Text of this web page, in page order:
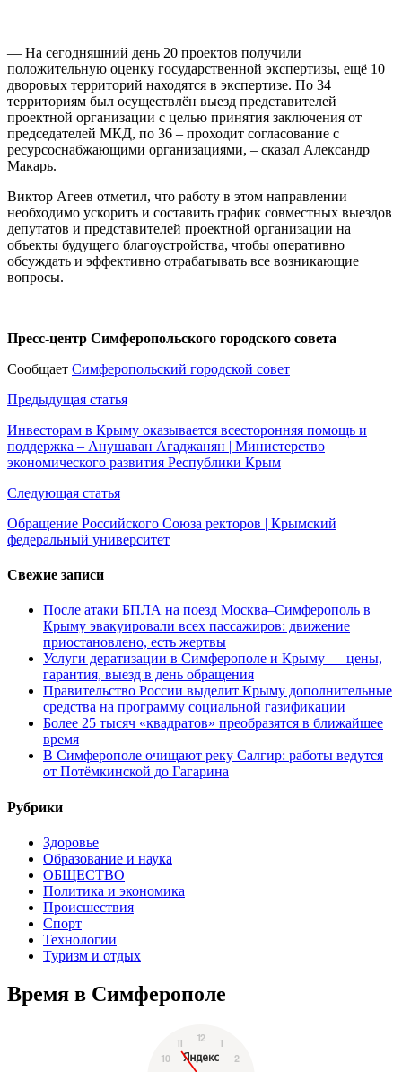
— На сегодняшний день 20 проектов получили
положительную оценку государственной экспертизы, ещё 10
дворовых территорий находятся в экспертизе. По 34
территориям был осуществлён выезд представителей
проектной организации с целью принятия заключения от
председателей МКД, по 36 – проходит согласование с
ресурсоснабжающими организациями, – сказал Александр
Макарь.
Виктор Агеев отметил, что работу в этом направлении
необходимо ускорить и составить график совместных выездов
депутатов и представителей проектной организации на
объекты будущего благоустройства, чтобы оперативно
обсуждать и эффективно отрабатывать все возникающие
вопросы.
Пресс-центр Симферопольского городского совета
Сообщает Симферопольский городской совет
Навигация
по
записям
Предыдущая статья
Инвесторам в Крыму оказывается всесторонняя помощь и
поддержка – Анушаван Агаджанян | Министерство
экономического развития Республики Крым
Следующая статья
Обращение Российского Союза ректоров | Крымский
федеральный университет
Свежие записи
После атаки БПЛА на поезд Москва–Симферополь в
Крыму эвакуировали всех пассажиров: движение
приостановлено, есть жертвы
Услуги дератизации в Симферополе и Крыму — цены,
гарантия, выезд в день обращения
Правительство России выделит Крыму дополнительные
средства на программу социальной газификации
Более 25 тысяч «квадратов» преобразятся в ближайшее
время
В Симферополе очищают реку Салгир: работы ведутся
от Потёмкинской до Гагарина
Рубрики
Здоровье
Образование и наука
ОБЩЕСТВО
Политика и экономика
Происшествия
Спорт
Технологии
Туризм и отдых
Время в Симферополе